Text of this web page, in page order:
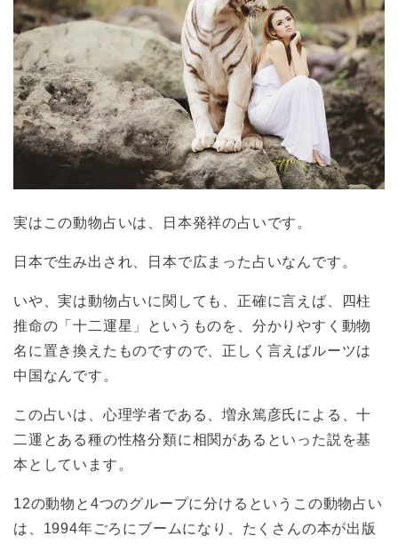
実はこの動物占いは、日本発祥の占いです。
日本で生み出され、日本で広まった占いなんです。
いや、実は動物占いに関しても、正確に言えば、四柱
推命の「十二運星」というものを、分かりやすく動物
名に置き換えたものですので、正しく言えばルーツは
中国なんです。
この占いは、心理学者である、増永篤彦氏による、十
二運とある種の性格分類に相関があるといった説を基
本としています。
12の動物と4つのグループに分けるというこの動物占い
は、1994年ごろにブームになり、たくさんの本が出版